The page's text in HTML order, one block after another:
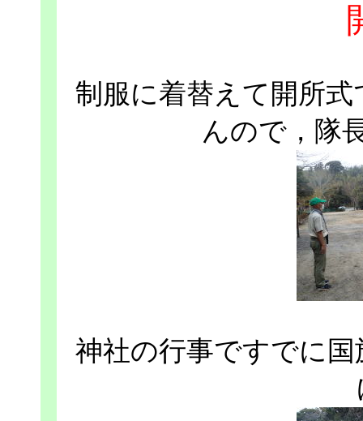
制服に着替えて開所
んので，隊
神社の行事ですでに